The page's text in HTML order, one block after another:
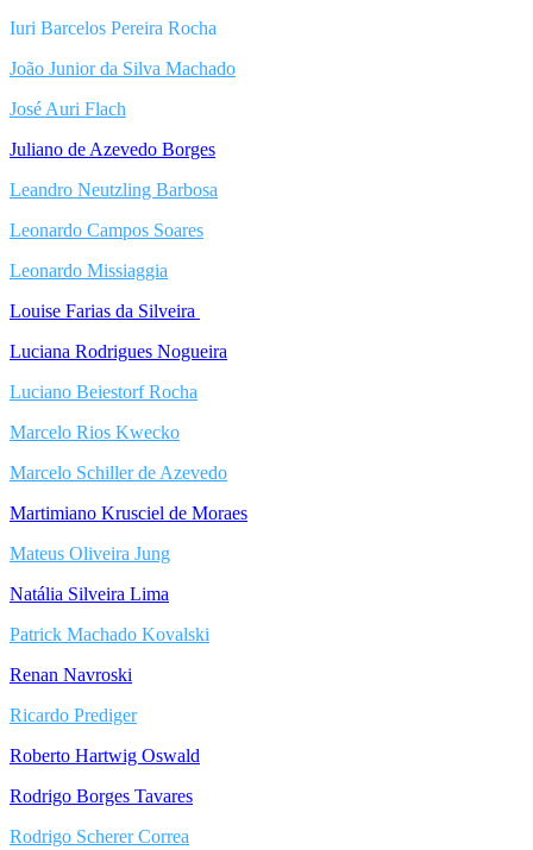
Iuri Barcelos Pereira Rocha
João Junior da Silva Machado
José Auri Flach
Juliano de Azevedo Borges
Leandro Neutzling Barbosa
Leonardo Campos Soares
Leonardo Missiaggia
Louise Farias da Silveira
Luciana Rodrigues Nogueira
Luciano Beiestorf Rocha
Marcelo Rios Kwecko
Marcelo Schiller de Azevedo
Martimiano Krusciel de Moraes
Mateus Oliveira Jung
Natália Silveira Lima
Patrick Machado Kovalski
Renan Navroski
Ricardo Prediger
Roberto Hartwig Oswald
Rodrigo Borges Tavares
Rodrigo Scherer Correa